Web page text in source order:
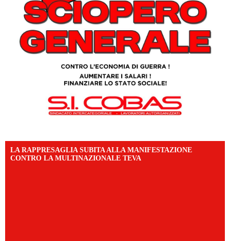
LA RAPPRESAGLIA SUBITA ALLA MANIFESTAZIONE
CONTRO LA MULTINAZIONALE TEVA